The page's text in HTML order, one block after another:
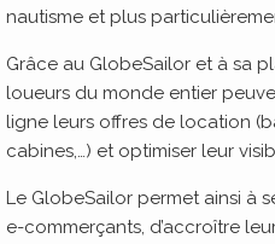
nautisme et plus
Grâce au GlobeSailor et à sa
loueurs du monde entier
ligne leurs offres de location
cabines,…) et optimiser leur
Le GlobeSailor permet ainsi à
e-commerçants, d’accroître